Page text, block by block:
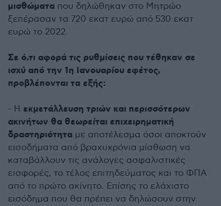
μισθώματα που δηλώθηκαν στο Μητρώο
ξεπέρασαν τα 720 εκατ ευρώ από 530 εκατ
ευρώ το 2022.
Σε ό,τι αφορά τις ρυθμίσεις που τέθηκαν σε
ισχύ από την 1η Ιανουαρίου εφέτος,
προβλέπονται τα εξής:
- Η εκμετάλλευση τριών και περισσότερων
ακινήτων θα θεωρείται επιχειρηματική
δραστηριότητα με αποτέλεσμα όσοι αποκτούν
εισοδήματα από βραχυχρόνια μίσθωση να
καταβάλλουν τις ανάλογες ασφαλιστικές
εισφορές, το τέλος επιτηδεύματος και το ΦΠΑ
από το πρώτο ακίνητο. Επίσης το ελάχιστο
εισόδημα που θα πρέπει να δηλώσουν στην